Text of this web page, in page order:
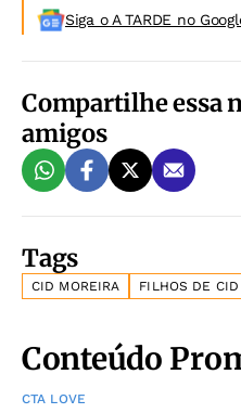
Siga o A TARDE no
Compartilhe essa
amigos
Tags
CID MOREIRA FILHOS DE